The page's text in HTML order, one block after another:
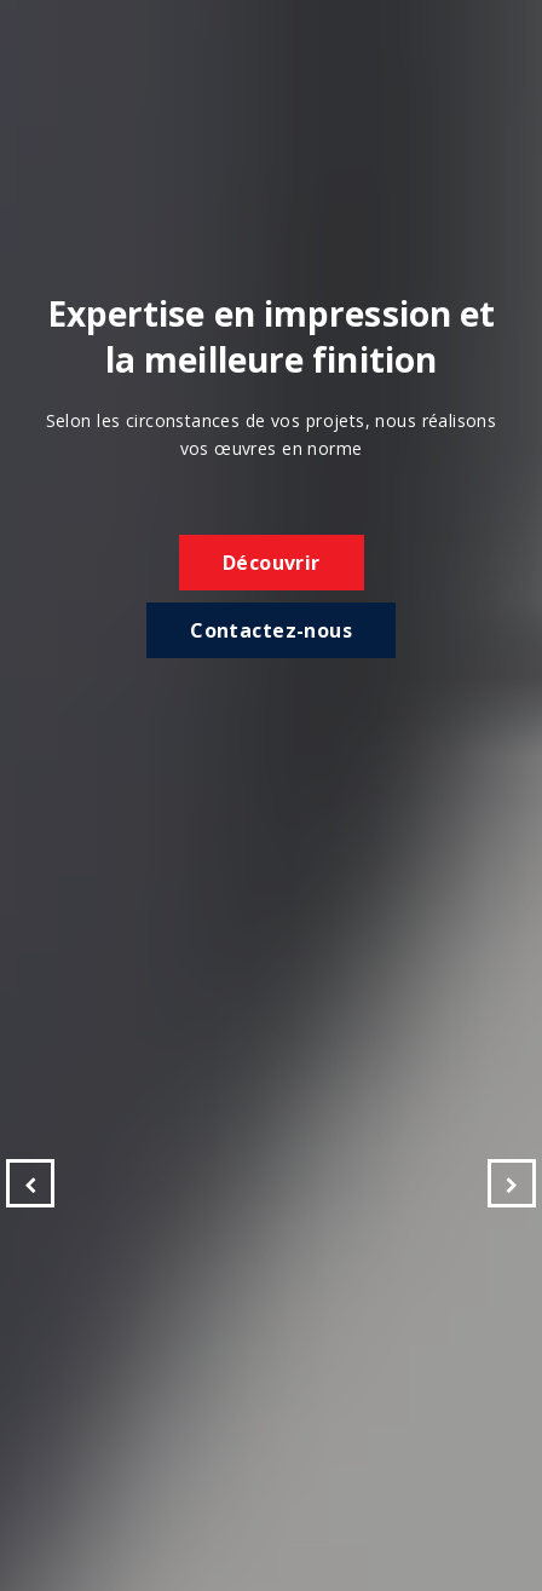
Expertise en impression et
la meilleure finition
Selon les circonstances de vos projets, nous réalisons
vos œuvres en norme
Découvrir
Contactez-nous